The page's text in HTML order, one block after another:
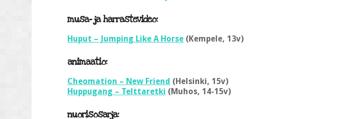
musa- ja harrastevideo:
Huput – Jumping Like A Horse (Kempele, 13v)
animaatio:
Cheomation – New Friend (Helsinki, 15v)
Huppugang – Telttaretki (Muhos, 14-15v)
nuorisosarja: